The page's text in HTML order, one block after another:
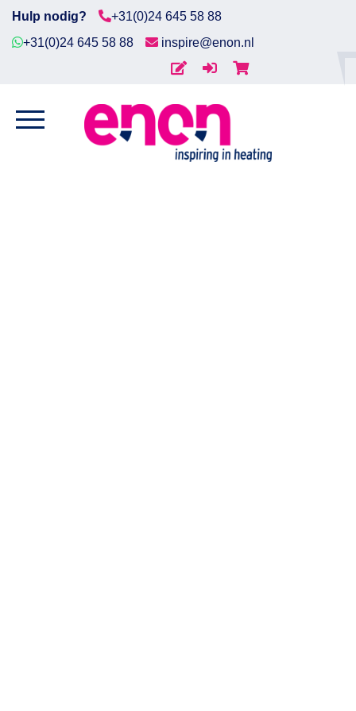
Diensten
Hulp nodig?
+31(0)24 645 58 88
+31(0)24 645 58 88
inspire@enon.nl
Tracing/ Zelflimiterende
verwarmingskabel/ Zelflimiterende
verwarmingskabel ESR-H-2-BOT-30 (max 200°C)